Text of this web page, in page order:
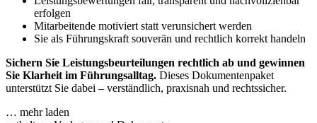
erfolgen
Mitarbeitende motiviert statt verunsichert werden
Sie als Führungskraft souverän und rechtlich korrekt handeln
Sichern Sie Leistungsbeurteilungen rechtlich ab und gewinnen
Sie Klarheit im Führungsalltag. Dieses Dokumentenpaket
unterstützt Sie dabei – verständlich, praxisnah und rechtssicher.
… mehr laden